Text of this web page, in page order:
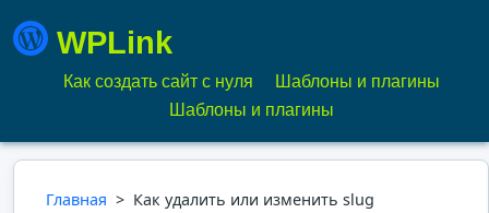
WPLink
Как создать сайт с нуля
Шаблоны и плагины
Шаблоны и плагины
Главная > Как удалить или изменить slug